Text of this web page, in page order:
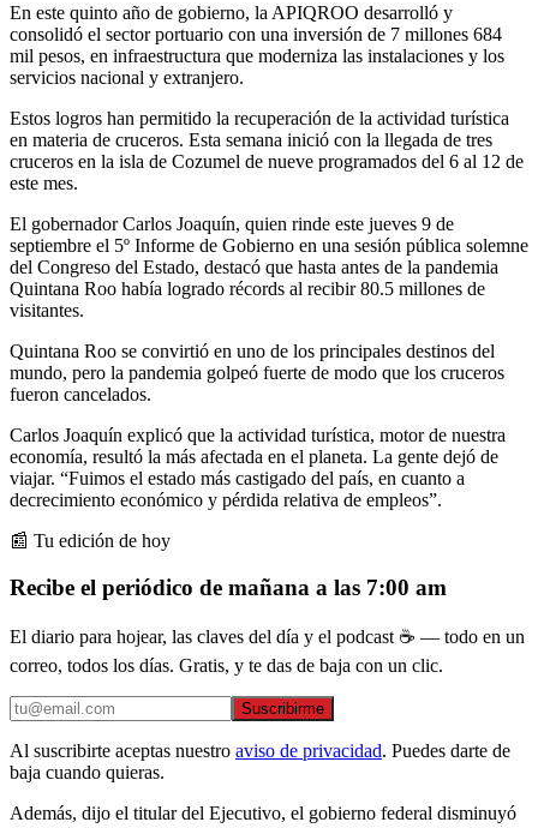
En este quinto año de gobierno, la APIQROO desarrolló y
consolidó el sector portuario con una inversión de 7 millones 684
mil pesos, en infraestructura que moderniza las instalaciones y los
servicios nacional y extranjero.
Estos logros han permitido la recuperación de la actividad turística
en materia de cruceros. Esta semana inició con la llegada de tres
cruceros en la isla de Cozumel de nueve programados del 6 al 12 de
este mes.
El gobernador Carlos Joaquín, quien rinde este jueves 9 de
septiembre el 5º Informe de Gobierno en una sesión pública solemne
del Congreso del Estado, destacó que hasta antes de la pandemia
Quintana Roo había logrado récords al recibir 80.5 millones de
visitantes.
Quintana Roo se convirtió en uno de los principales destinos del
mundo, pero la pandemia golpeó fuerte de modo que los cruceros
fueron cancelados.
Carlos Joaquín explicó que la actividad turística, motor de nuestra
economía, resultó la más afectada en el planeta. La gente dejó de
viajar. “Fuimos el estado más castigado del país, en cuanto a
decrecimiento económico y pérdida relativa de empleos”.
📰 Tu edición de hoy
Recibe el periódico de mañana a las 7:00 am
El diario para hojear, las claves del día y el podcast ☕ — todo en un
correo, todos los días. Gratis, y te das de baja con un clic.
Suscribirme
Al suscribirte aceptas nuestro aviso de privacidad. Puedes darte de
baja cuando quieras.
Además, dijo el titular del Ejecutivo, el gobierno federal disminuyó